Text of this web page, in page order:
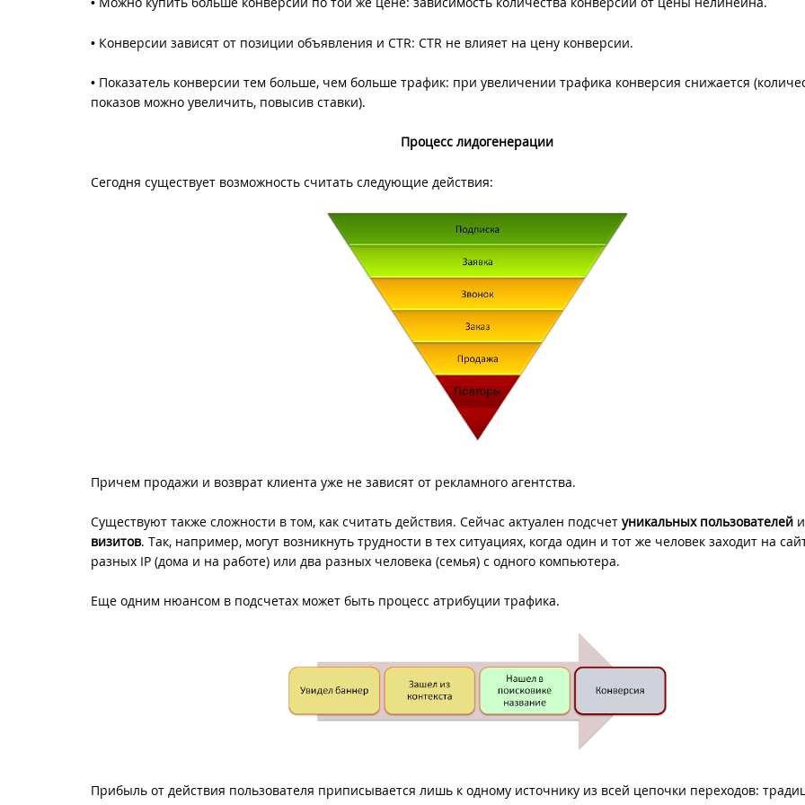
• Конверсии зависят от позиции объявления и CTR: CTR не влияет на цену конверсии.
• Показатель конверсии тем больше, чем больше трафик: при увеличении трафика конверсия снижается
показов можно увеличить, повысив ставки).
Процесс лидогенерации
Сегодня существует возможность считать следующие действия:
Причем продажи и возврат клиента уже не зависят от рекламного агентства.
Существуют также сложности в том, как считать действия. Сейчас актуален подсчет уникальных пользователей
визитов. Так, например, могут возникнуть трудности в тех ситуациях, когда один и тот же человек заходит на
разных IP (дома и на работе) или два разных человека (семья) с одного компьютера.
Еще одним нюансом в подсчетах может быть процесс атрибуции трафика.
Прибыль от действия пользователя приписывается лишь к одному источнику из всей цепочки переходов: